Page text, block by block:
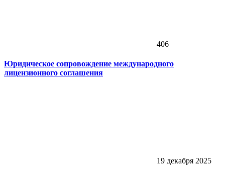
406
Юридическое сопровождение международного
лицензионного соглашения
19 декабря 2025